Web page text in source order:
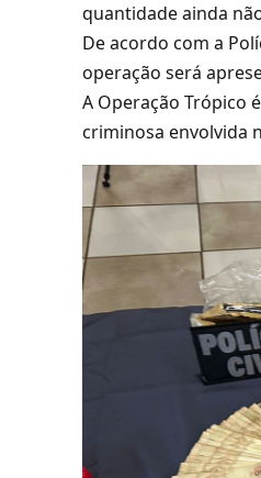
quantidade ainda
De acordo com a
operação será
A Operação Trópico
criminosa envolvida